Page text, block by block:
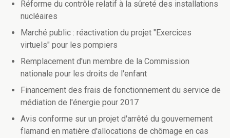
Réforme du contrôle relatif à la sûreté des installations
nucléaires
Marché public : réactivation du projet "Exercices
virtuels" pour les pompiers
Remplacement d'un membre de la Commission
nationale pour les droits de l'enfant
Financement des frais de fonctionnement du service de
médiation de l'énergie pour 2017
Avis conforme sur un projet d'arrêté du gouvernement
flamand en matière d'allocations de chômage en cas